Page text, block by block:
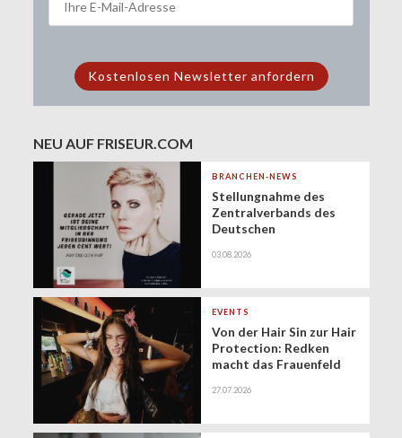
NEU AUF FRISEUR.COM
BRANCHEN-NEWS
Stellungnahme des
Zentralverbands des
Deutschen
Zukunft der
(Minijobs)
03.08.2026
EVENTS
Von der Hair Sin zur Hair
Protection: Redken
macht das Frauenfeld
gesundes Haar
27.07.2026